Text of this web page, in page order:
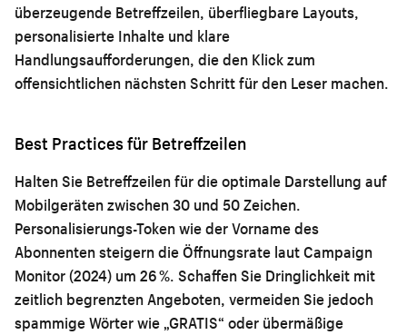
überzeugende Betreffzeilen, überfliegbare Layouts,
personalisierte Inhalte und klare
Handlungsaufforderungen, die den Klick zum
offensichtlichen nächsten Schritt für den Leser machen.
Best Practices für Betreffzeilen
Halten Sie Betreffzeilen für die optimale Darstellung auf
Mobilgeräten zwischen 30 und 50 Zeichen.
Personalisierungs-Token wie der Vorname des
Abonnenten steigern die Öffnungsrate laut Campaign
Monitor (2024) um 26 %. Schaffen Sie Dringlichkeit mit
zeitlich begrenzten Angeboten, vermeiden Sie jedoch
spammige Wörter wie „GRATIS“ oder übermäßige